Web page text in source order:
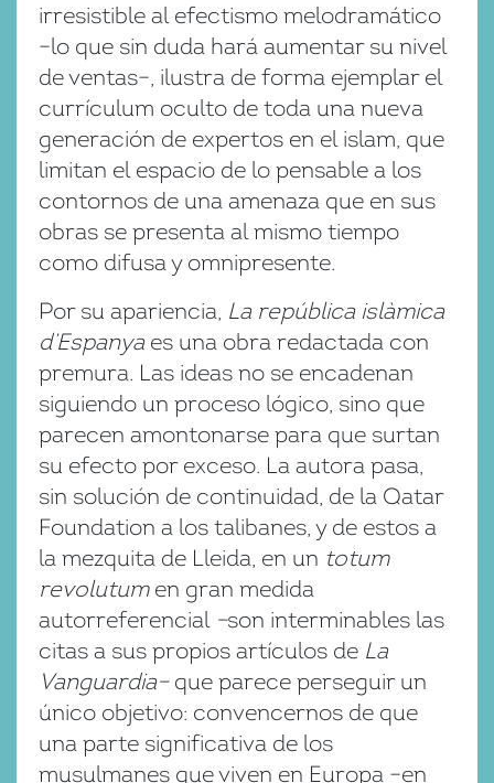
irresistible al efectismo melodramático
–lo que sin duda hará aumentar su nivel
de ventas–, ilustra de forma ejemplar el
currículum oculto de toda una nueva
generación de expertos en el islam, que
limitan el espacio de lo pensable a los
contornos de una amenaza que en sus
obras se presenta al mismo tiempo
como difusa y omnipresente.
Por su apariencia, La república islàmica
d’Espanyaes una obra redactada con
premura. Las ideas no se encadenan
siguiendo un proceso lógico, sino que
parecen amontonarse para que surtan
su efecto por exceso. La autora pasa,
sin solución de continuidad, de la Qatar
Foundation a los talibanes, y de estos a
la mezquita de Lleida, en un totum
revolutumen gran medida
autorreferencial–son interminables las
citas a sus propios artículos de La
Vanguardia–que parece perseguir un
único objetivo: convencernos de que
una parte significativa de los
musulmanes que viven en Europa –en